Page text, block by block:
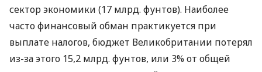
сектор экономики (17 млрд. фунтов). Наиболее
часто финансовый обман практикуется при
выплате налогов, бюджет Великобритании потерял
из-за этого 15,2 млрд. фунтов, или 3% от общей